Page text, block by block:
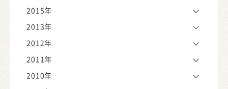
2015年
2013年
2012年
2011年
2010年